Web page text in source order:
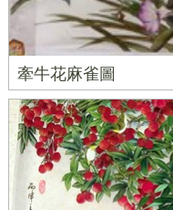
牽牛花麻雀圖